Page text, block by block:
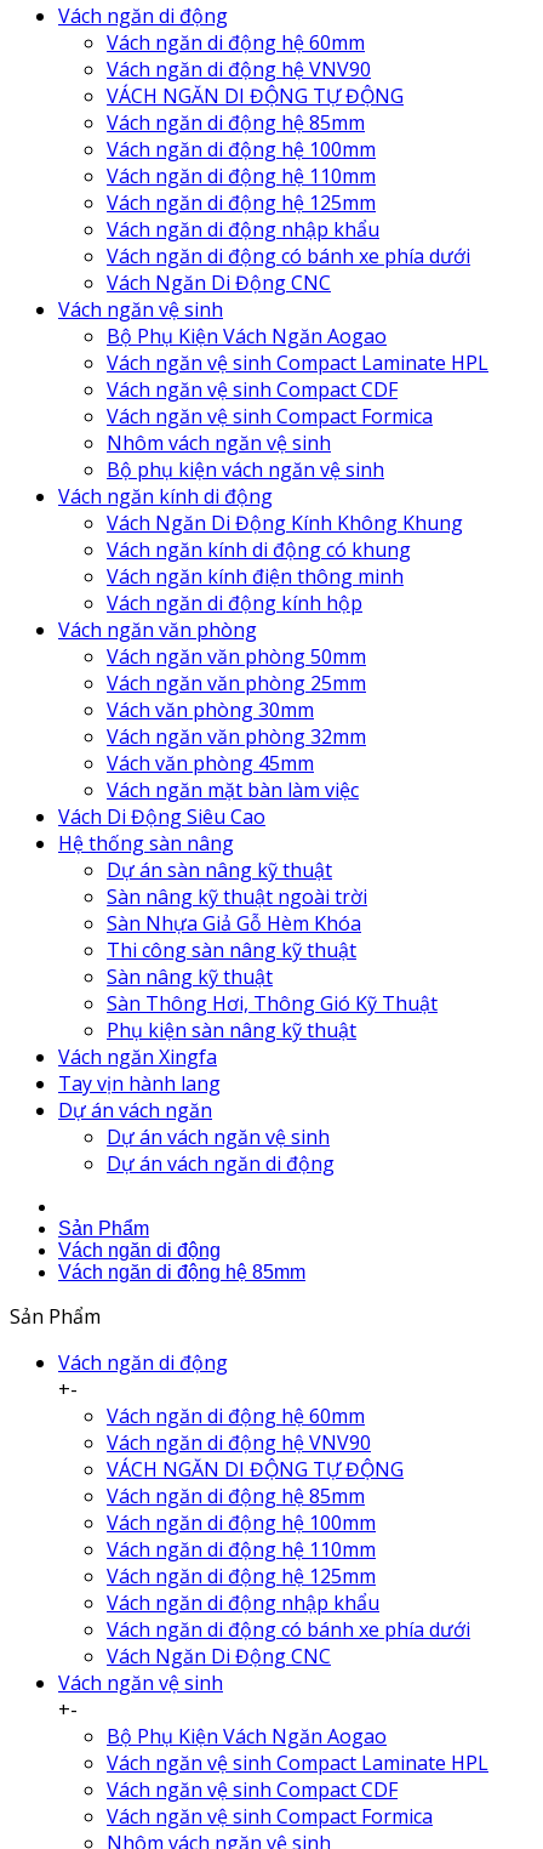
Vách ngăn di động
Vách ngăn di động hệ 60mm
Vách ngăn di động hệ VNV90
VÁCH NGĂN DI ĐỘNG TỰ ĐỘNG
Vách ngăn di động hệ 85mm
Vách ngăn di động hệ 100mm
Vách ngăn di động hệ 110mm
Vách ngăn di động hệ 125mm
Vách ngăn di động nhập khẩu
Vách ngăn di động có bánh xe phía dưới
Vách Ngăn Di Động CNC
Vách ngăn vệ sinh
Bộ Phụ Kiện Vách Ngăn Aogao
Vách ngăn vệ sinh Compact Laminate HPL
Vách ngăn vệ sinh Compact CDF
Vách ngăn vệ sinh Compact Formica
Nhôm vách ngăn vệ sinh
Bộ phụ kiện vách ngăn vệ sinh
Vách ngăn kính di động
Vách Ngăn Di Động Kính Không Khung
Vách ngăn kính di động có khung
Vách ngăn kính điện thông minh
Vách ngăn di động kính hộp
Vách ngăn văn phòng
Vách ngăn văn phòng 50mm
Vách ngăn văn phòng 25mm
Vách văn phòng 30mm
Vách ngăn văn phòng 32mm
Vách văn phòng 45mm
Vách ngăn mặt bàn làm việc
Vách Di Động Siêu Cao
Hệ thống sàn nâng
Dự án sàn nâng kỹ thuật
Sàn nâng kỹ thuật ngoài trời
Sàn Nhựa Giả Gỗ Hèm Khóa
Thi công sàn nâng kỹ thuật
Sàn nâng kỹ thuật
Sàn Thông Hơi, Thông Gió Kỹ Thuật
Phụ kiện sàn nâng kỹ thuật
Vách ngăn Xingfa
Tay vịn hành lang
Dự án vách ngăn
Dự án vách ngăn vệ sinh
Dự án vách ngăn di động
Sản Phẩm
Vách ngăn di động
Vách ngăn di động hệ 85mm
Sản Phẩm
Vách ngăn di động
+-
Vách ngăn di động hệ 60mm
Vách ngăn di động hệ VNV90
VÁCH NGĂN DI ĐỘNG TỰ ĐỘNG
Vách ngăn di động hệ 85mm
Vách ngăn di động hệ 100mm
Vách ngăn di động hệ 110mm
Vách ngăn di động hệ 125mm
Vách ngăn di động nhập khẩu
Vách ngăn di động có bánh xe phía dưới
Vách Ngăn Di Động CNC
Vách ngăn vệ sinh
+-
Bộ Phụ Kiện Vách Ngăn Aogao
Vách ngăn vệ sinh Compact Laminate HPL
Vách ngăn vệ sinh Compact CDF
Vách ngăn vệ sinh Compact Formica
Nhôm vách ngăn vệ sinh